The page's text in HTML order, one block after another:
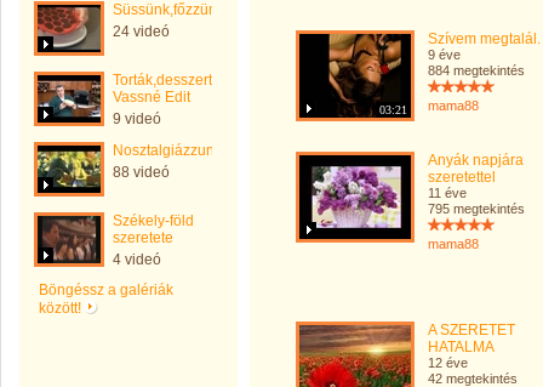
Süssünk,főzzünk.
24 videó
Torták,desszertek-
Vassné Edit
9 videó
Nosztalgiázzunk
88 videó
Székely-föld
szeretete
4 videó
Böngéssz a galériák
között!
03:21
Szívem megtalál.
9 éve
884 megtekintés
mama88
Anyák napjára
szeretettel
11 éve
795 megtekintés
mama88
A SZERETET
HATALMA
12 éve
42 megtekintés